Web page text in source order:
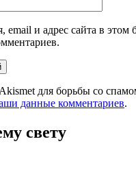
и адрес сайта в этом
для борьбы со
данные комментариев.
свету